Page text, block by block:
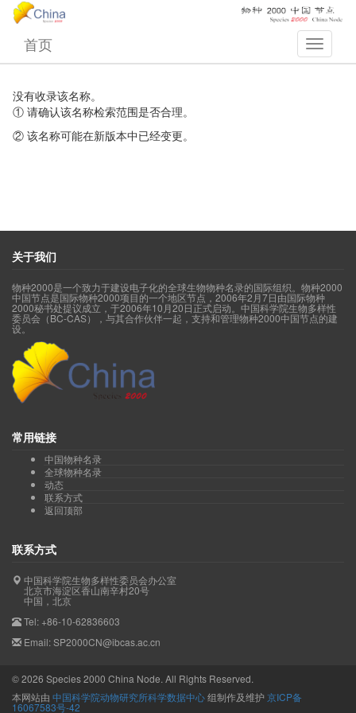
首页
没有收录该名称。
① 请确认该名称检索范围是否合理。
② 该名称可能在新版本中已经变更。
关于我们
物种2000是一个致力于建设电子化的全球生物物种名录的国际组织。物种2000
中国节点是国际物种2000项目的一个地区节点，2006年2月7日由国际物种
2000秘书处提议成立，于2006年10月20日正式启动。中国科学院生物多样性
委员会（BC-CAS），与其合作伙伴一起，支持和管理物种2000中国节点的建
设。
常用链接
中国物种名录
全球物种名录
动态
联系方式
返回顶部
联系方式
中国科学院生物多样性委员会办公室
北京市海淀区香山南辛村20号
中国，北京
Tel: +86-10-62836603
Email: SP2000CN@ibcas.ac.cn
©2026 Species 2000 China Node. All Rights Reserved.
本网站由 中国科学院动物研究所科学数据中心组制作及维护 京ICP备
16067583号-42